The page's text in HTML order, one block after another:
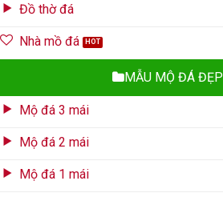
Đồ thờ đá
Nhà mồ đá
MẪU MỘ ĐÁ ĐẸP
Mộ đá 3 mái
Mộ đá 2 mái
Mộ đá 1 mái